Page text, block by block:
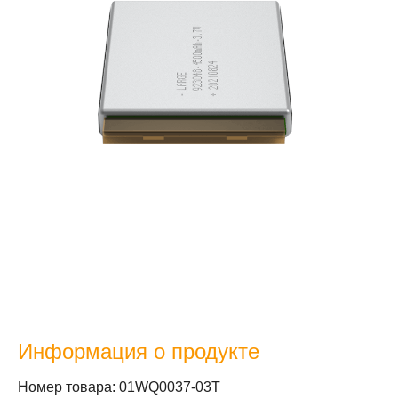
Информация о продукте
Номер товара: 01WQ0037-03T